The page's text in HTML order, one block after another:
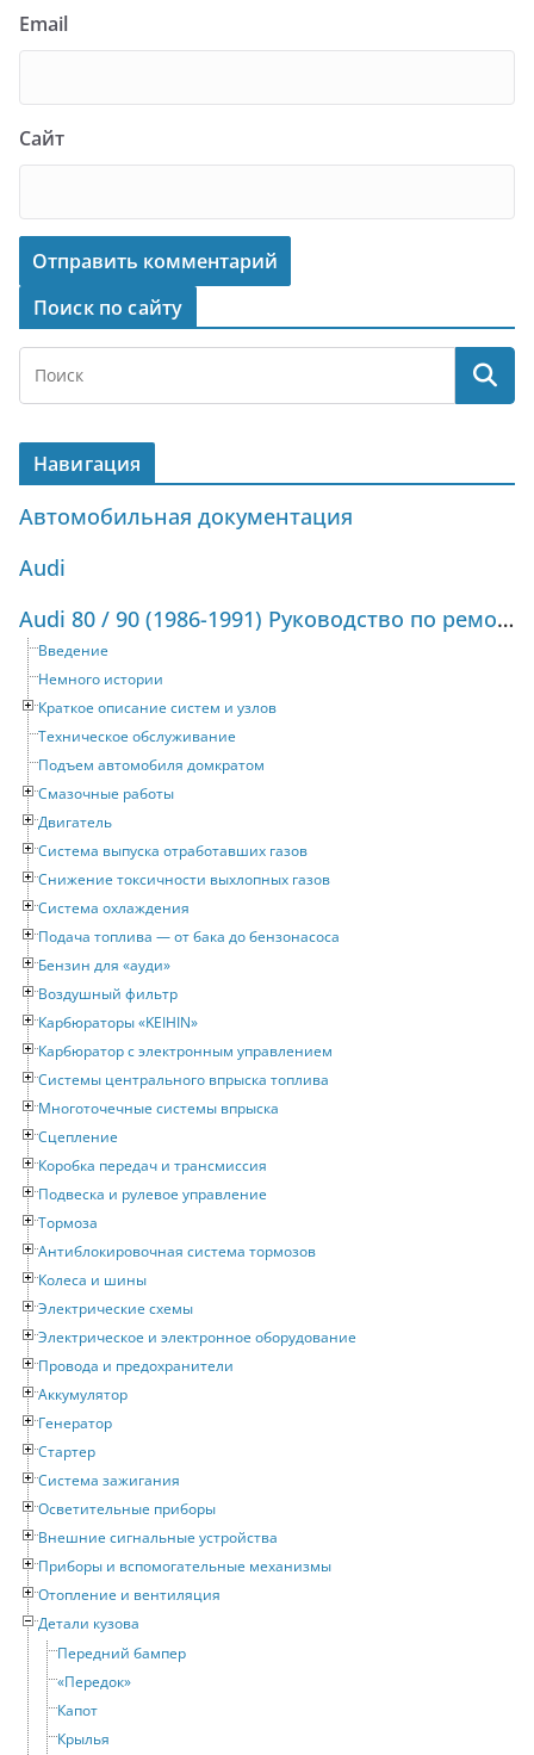
Email
Сайт
Поиск по сайту
Навигация
Автомобильная документация
Audi
Audi 80 / 90 (1986-1991) Руководство по ремонту и техническому обслуживанию
Введение
Немного истории
Краткое описание систем и узлов
Техническое обслуживание
Подъем автомобиля домкратом
Смазочные работы
Двигатель
Система выпуска отработавших газов
Снижение токсичности выхлопных газов
Система охлаждения
Подача топлива — от бака до бензонасоса
Бензин для «ауди»
Воздушный фильтр
Карбюраторы «KEIHIN»
Карбюратор с электронным управлением
Системы центрального впрыска топлива
Многоточечные системы впрыска
Сцепление
Коробка передач и трансмиссия
Подвеска и рулевое управление
Тормоза
Антиблокировочная система тормозов
Колеса и шины
Электрические схемы
Электрическое и электронное оборудование
Провода и предохранители
Аккумулятор
Генератор
Стартер
Система зажигания
Осветительные приборы
Внешние сигнальные устройства
Приборы и вспомогательные механизмы
Отопление и вентиляция
Детали кузова
Передний бампер
«Передок»
Капот
Крылья